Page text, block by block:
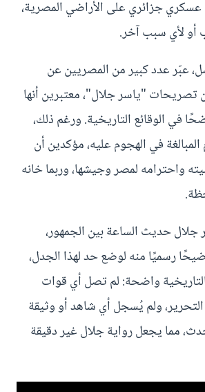
جزائري على الأراضي المصرية،
أو لأي سبب آخر.
عبّر عدد كبير من المصريين عن
تصريحات "ياسر جلال"، معتبرين أنها
في الوقائع التاريخية. ورغم ذلك،
في الهجوم عليه، مؤكدين أن
واحترامه لمصر وجيشها، وربما خانه
حديث الساعة بين الجمهور،
رسميًا منه لوضع حد لهذا الجدل،
واضحة: لم تصل أي قوات
ولم يُسجل أي شاهد أو وثيقة
مما يجعل رواية جلال غير دقيقة